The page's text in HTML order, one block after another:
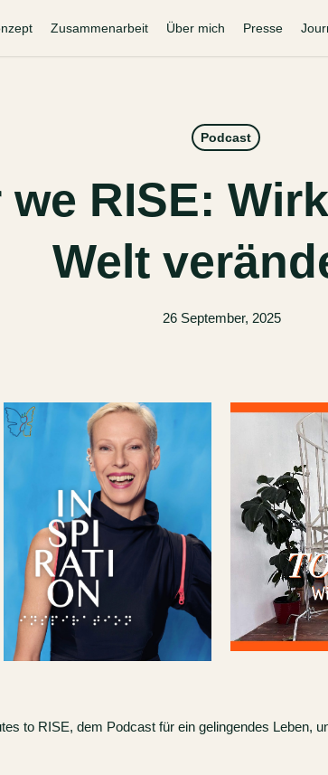
Zusammenarbeit Über mich Presse
Podcast
RISE:
Welt
26 September, 2025
to RISE, dem Podcast für ein gelingendes Leben,